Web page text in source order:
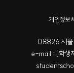
개인정보
08826 서울
e-mail : [학생